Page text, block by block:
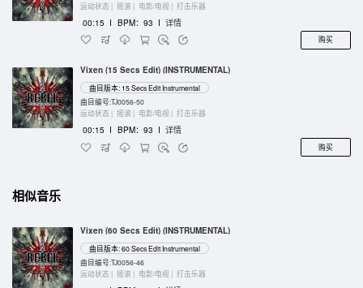
运动状态 | 摇滚 | 电影/电视 | 打击乐器
00:15 I BPM：93 I 详情
购买
Vixen (15 Secs Edit) (INSTRUMENTAL)
曲目版本: 15 Secs Edit Instrumental
曲目编号:TJ0056-50
运动状态 | 摇滚 | 电影/电视 | 打击乐器
00:15 I BPM：93 I 详情
购买
相似音乐
Vixen (60 Secs Edit) (INSTRUMENTAL)
曲目版本: 60 Secs Edit Instrumental
曲目编号:TJ0056-46
运动状态 | 摇滚 | 电影/电视 | 打击乐器